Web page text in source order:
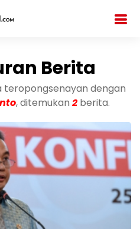
Berita
teropongsenayan dengan
, ditemukan 2berita.